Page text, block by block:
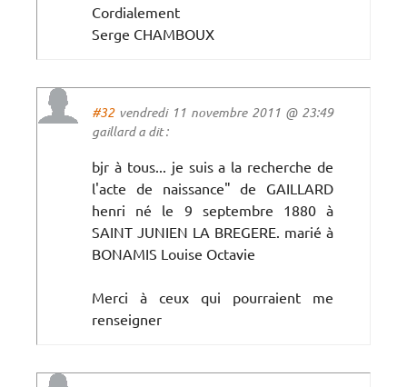
Cordialement
Serge CHAMBOUX
#32vendredi 11 novembre 2011 @ 23:49
gaillard a dit :
bjr à tous... je suis a la recherche de
l'acte de naissance" de GAILLARD
henri né le 9 septembre 1880 à
SAINT JUNIEN LA BREGERE. marié à
BONAMIS Louise Octavie
Merci à ceux qui pourraient me
renseigner